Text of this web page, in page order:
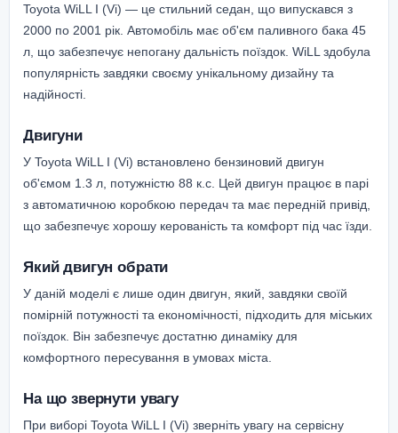
Toyota WiLL I (Vi) — це стильний седан, що випускався з
2000 по 2001 рік. Автомобіль має об'єм паливного бака 45
л, що забезпечує непогану дальність поїздок. WiLL здобула
популярність завдяки своєму унікальному дизайну та
надійності.
Двигуни
У Toyota WiLL I (Vi) встановлено бензиновий двигун
об'ємом 1.3 л, потужністю 88 к.с. Цей двигун працює в парі
з автоматичною коробкою передач та має передній привід,
що забезпечує хорошу керованість та комфорт під час їзди.
Який двигун обрати
У даній моделі є лише один двигун, який, завдяки своїй
помірній потужності та економічності, підходить для міських
поїздок. Він забезпечує достатню динаміку для
комфортного пересування в умовах міста.
На що звернути увагу
При виборі Toyota WiLL I (Vi) зверніть увагу на сервісну